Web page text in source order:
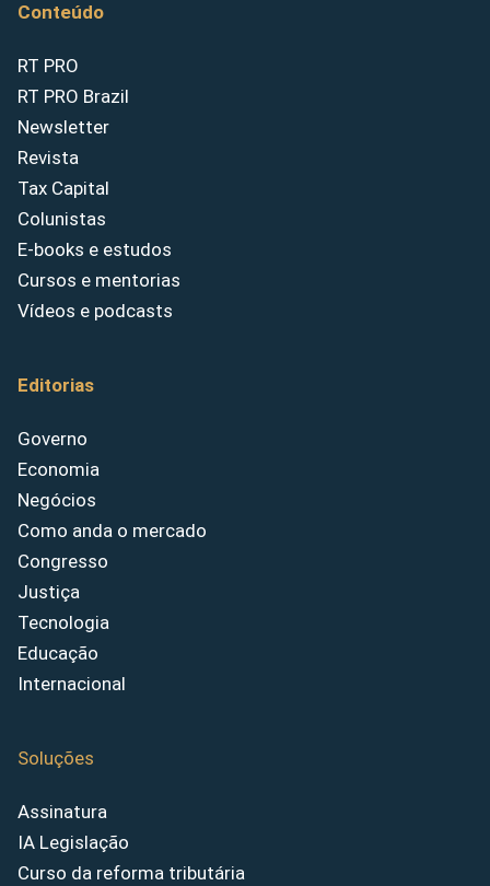
Conteúdo
RT PRO
RT PRO Brazil
Newsletter
Revista
Tax Capital
Colunistas
E-books e estudos
Cursos e mentorias
Vídeos e podcasts
Editorias
Governo
Economia
Negócios
Como anda o mercado
Congresso
Justiça
Tecnologia
Educação
Internacional
Soluções
Assinatura
IA Legislação
Curso da reforma tributária